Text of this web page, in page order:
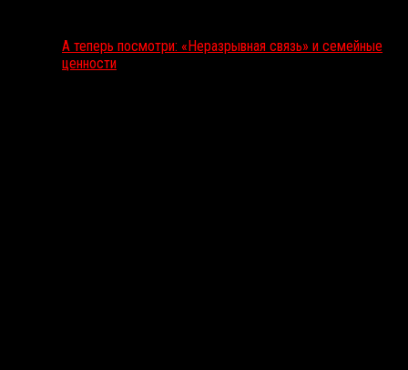
А теперь посмотри: «Неразрывная связь» и семейные
ценности